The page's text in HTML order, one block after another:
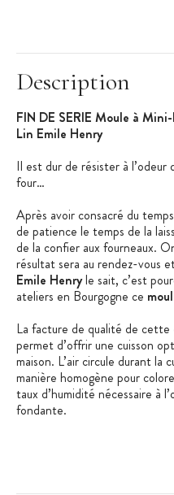
Description
FIN DE SERIE Moule à
Lin Emile Henry
Il est dur de résister à
four…
Après avoir consacré du
de patience le temps de la
de la confier aux fourneaux.
résultat sera au rendez-vous
Emile Henryle sait, c’est
ateliers en Bourgogne ce
La facture de qualité de cette
permet d’offrir une cuisson
maison. L’air circule durant la
manière homogène pour
taux d’humidité nécessaire à
fondante.
repas ou des baguettes